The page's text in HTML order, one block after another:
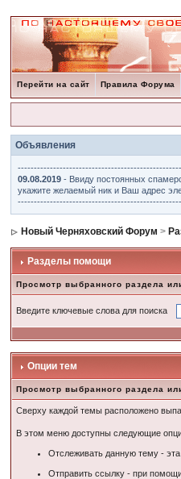
Перейти на сайт Правила Форума
Объявления
09.08.2019 - Ввиду постоянных
укажите желаемый ник и Ваш адрес
Новый Черняховский Форум >
Разделы помощи
Просмотр выбранного раздела
Введите ключевые слова для поиска
Опции тем
Просмотр выбранного раздела
Сверху каждой темы расположено
В этом меню доступны следующие
Отслеживать данную тему -
Отправить ссылку - при